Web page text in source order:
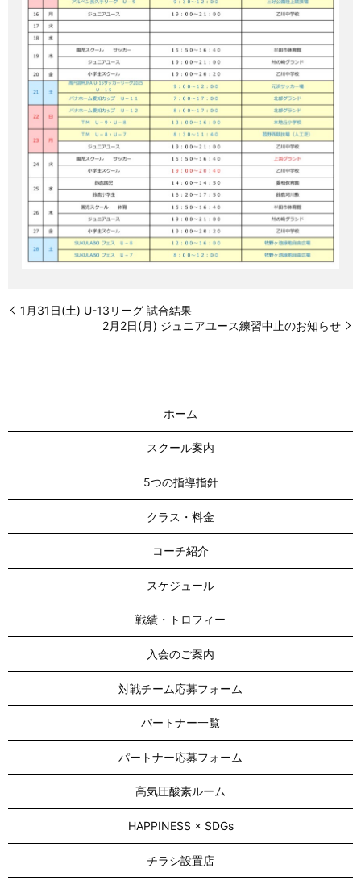
1月31日(土) U-13リーグ 試合結果
2月2日(月) ジュニアユース練習中止のお知らせ
ホーム
スクール案内
5つの指導指針
クラス・料金
コーチ紹介
スケジュール
戦績・トロフィー
入会のご案内
対戦チーム応募フォーム
パートナー一覧
パートナー応募フォーム
高気圧酸素ルーム
HAPPINESS × SDGs
チラシ設置店